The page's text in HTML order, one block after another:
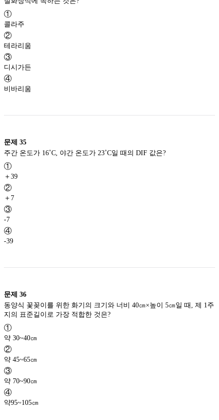
①
콜라주
②
테라리움
③
디시가든
④
비바리움
문제 35
①
＋39
②
＋7
③
-7
④
-39
문제 36
동양식 꽃꽂이를 위한 화기의 크기와 너비 40㎝×높이 5㎝일 때, 제 1주
①
약 30~40㎝
②
약 45~65㎝
③
약 70~90㎝
④
약95~105㎝